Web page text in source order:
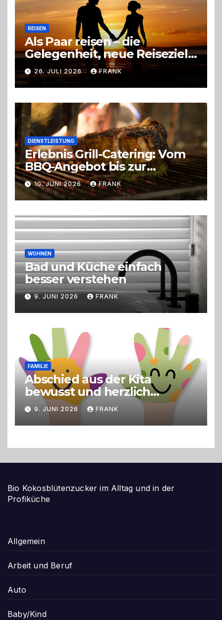
REISEN
Als Paar reisen – die
Gelegenheit, neue Reiseziele
zu entdecken
26. JULI 2026 FRANK
DIENSTLEISTUNG
Erlebnis Grill-Catering: Vom
BBQ-Angebot bis zur
perfekten Eventorganisation
Trend zu Outdoor-Events,
Erlebnisgastronomie und
Live-Cooking
10. JUNI 2026 FRANK
WOHNEN
Bad und Küche einfach
besser verstehen
9. JUNI 2026 FRANK
FAMILIE
Abschied aus der Kita
bewusst und herzlich
gestalten
9. JUNI 2026 FRANK
Bio Kokosblütenzucker im Alltag und in der
Profiküche
Allgemein
Arbeit und Beruf
Auto
Baby/Kind